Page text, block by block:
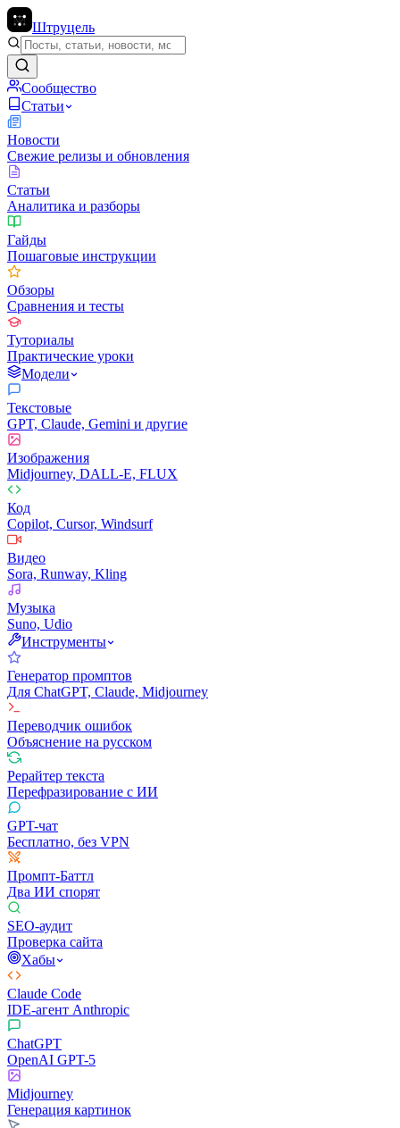
Штруцель
Сообщество
Статьи
Новости
Свежие релизы и обновления
Статьи
Аналитика и разборы
Гайды
Пошаговые инструкции
Обзоры
Сравнения и тесты
Туториалы
Практические уроки
Модели
Текстовые
GPT, Claude, Gemini и другие
Изображения
Midjourney, DALL-E, FLUX
Код
Copilot, Cursor, Windsurf
Видео
Sora, Runway, Kling
Музыка
Suno, Udio
Инструменты
Генератор промптов
Для ChatGPT, Claude, Midjourney
Переводчик ошибок
Объяснение на русском
Рерайтер текста
Перефразирование с ИИ
GPT-чат
Бесплатно, без VPN
Промпт-Баттл
Два ИИ спорят
SEO-аудит
Проверка сайта
Хабы
Claude Code
IDE-агент Anthropic
ChatGPT
OpenAI GPT-5
Midjourney
Генерация картинок